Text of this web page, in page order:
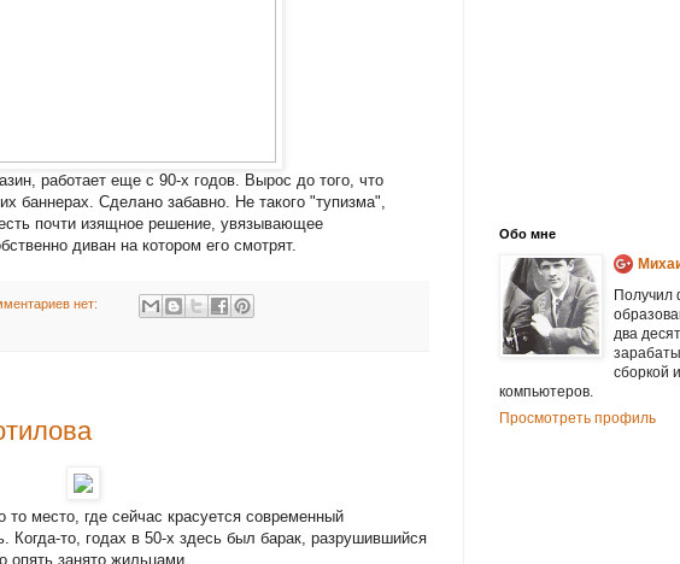
работает еще с 90-х годов. Вырос до того, что
баннерах. Сделано забавно. Не такого "тупизма",
почти изящное решение, увязывающее
диван на котором его смотрят.
нет:
место, где сейчас красуется современный
Когда-то, годах в 50-х здесь был барак, разрушившийся
опять занято жильцами.
Обо мне
Получил
два
сборкой
компьютеров.
Просмотреть профиль